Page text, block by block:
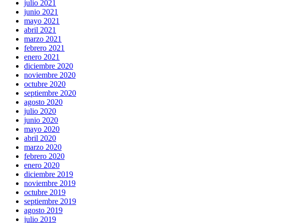
julio 2021
junio 2021
mayo 2021
abril 2021
marzo 2021
febrero 2021
enero 2021
diciembre 2020
noviembre 2020
octubre 2020
septiembre 2020
agosto 2020
julio 2020
junio 2020
mayo 2020
abril 2020
marzo 2020
febrero 2020
enero 2020
diciembre 2019
noviembre 2019
octubre 2019
septiembre 2019
agosto 2019
julio 2019